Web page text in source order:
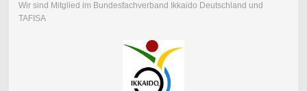
Wir sind Mitglied im Bundesfachverband Ikkaido Deutschland und
TAFISA